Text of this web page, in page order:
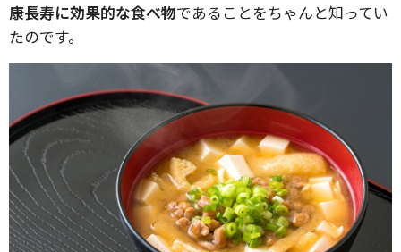
康長寿に効果的な食べ物であることをちゃんと知ってい
たのです。